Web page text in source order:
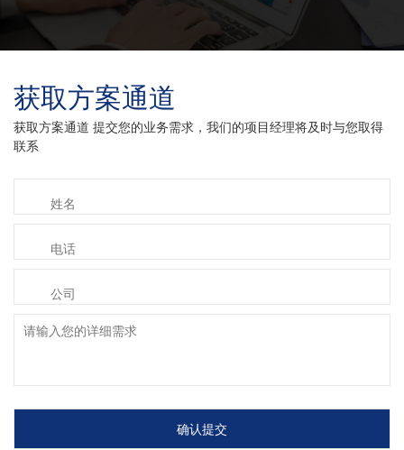
获取方案通道
获取方案通道 提交您的业务需求，我们的项目经理将及时与您取得
联系